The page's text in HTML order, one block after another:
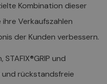
Kombination dieser
Verkaufszahlen
der Kunden verbessern.
und
und rückstandsfreie